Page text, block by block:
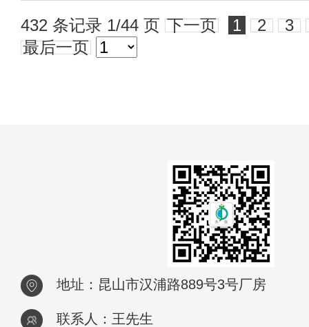
432 条记录 1/44 页 下一页 1 2 3
最后一页
地址：昆山市汉浦路889号3号厂房
联系人：王先生